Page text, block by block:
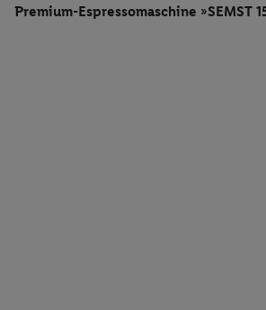
Premium-Espressomaschine »SEMST